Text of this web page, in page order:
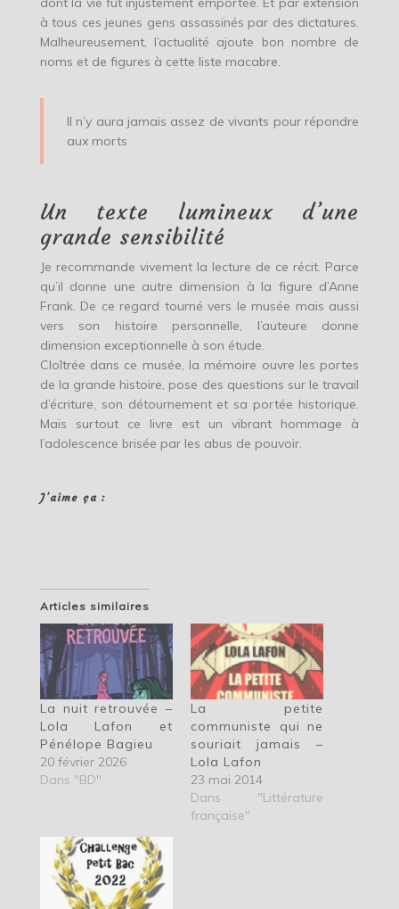
à tous ces jeunes gens assassinés par des dictatures.
Malheureusement, l’actualité ajoute bon nombre de
noms et de figures à cette liste macabre.
Il n’y aura jamais assez de vivants pour répondre
aux morts
Un texte lumineux d’une
grande sensibilité
Je recommande vivement la lecture de ce récit. Parce
qu’il donne une autre dimension à la figure d’Anne
Frank. De ce regard tourné vers le musée mais aussi
vers son histoire personnelle, l’auteure donne
dimension exceptionnelle à son étude.
Cloîtrée dans ce musée, la mémoire ouvre les portes
de la grande histoire, pose des questions sur le travail
d’écriture, son détournement et sa portée historique.
Mais surtout ce livre est un vibrant hommage à
l’adolescence brisée par les abus de pouvoir.
J’aime ça :
Articles similaires
La nuit retrouvée –
Lola Lafon et
Pénélope Bagieu
20 février 2026
Dans "BD"
La petite
communiste qui ne
souriait jamais –
Lola Lafon
23 mai 2014
Dans "Littérature
française"